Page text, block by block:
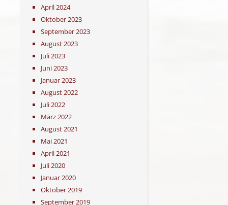
April 2024
Oktober 2023
September 2023
August 2023
Juli 2023
Juni 2023
Januar 2023
August 2022
Juli 2022
März 2022
August 2021
Mai 2021
April 2021
Juli 2020
Januar 2020
Oktober 2019
September 2019